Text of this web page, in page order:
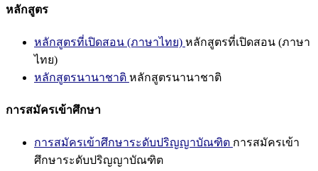
หลักสูตร
หลักสูตรที่เปิดสอน (ภาษาไทย) หลักสูตรที่เปิดสอน (ภาษา
ไทย)
หลักสูตรนานาชาติ หลักสูตรนานาชาติ
การสมัครเข้าศึกษา
การสมัครเข้าศึกษาระดับปริญญาบัณฑิต การสมัครเข้า
ศึกษาระดับปริญญาบัณฑิต